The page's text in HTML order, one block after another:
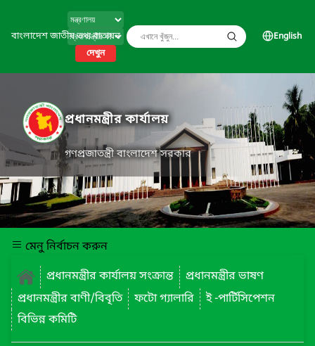
বাংলাদেশ জাতীয় তথ্য বাতায়ন
দেখুন
English
প্রধানমন্ত্রীর কার্যালয়
গণপ্রজাতন্ত্রী বাংলাদেশ সরকার
মেনু নির্বাচন করুন
প্রধানমন্ত্রীর কার্যালয় সংক্রান্ত
প্রধানমন্ত্রীর ভাষণ
প্রধানমন্ত্রীর বাণী/বিবৃতি
ফটো গ্যালারি
ই -পার্টিসিপেশন
বিভিন্ন কমিটি